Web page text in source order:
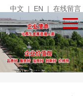
中文 | EN | 在线留言